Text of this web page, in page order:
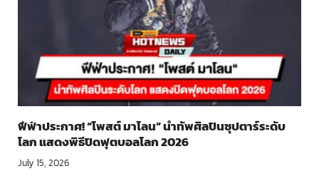
ฟีฟ่าประกาศ! “โพสต์ มาโลน” นำทัพศิลปินซุปตาร์ระดับ
โลก แสดงพิธีปิดฟุตบอลโลก 2026
July 15, 2026